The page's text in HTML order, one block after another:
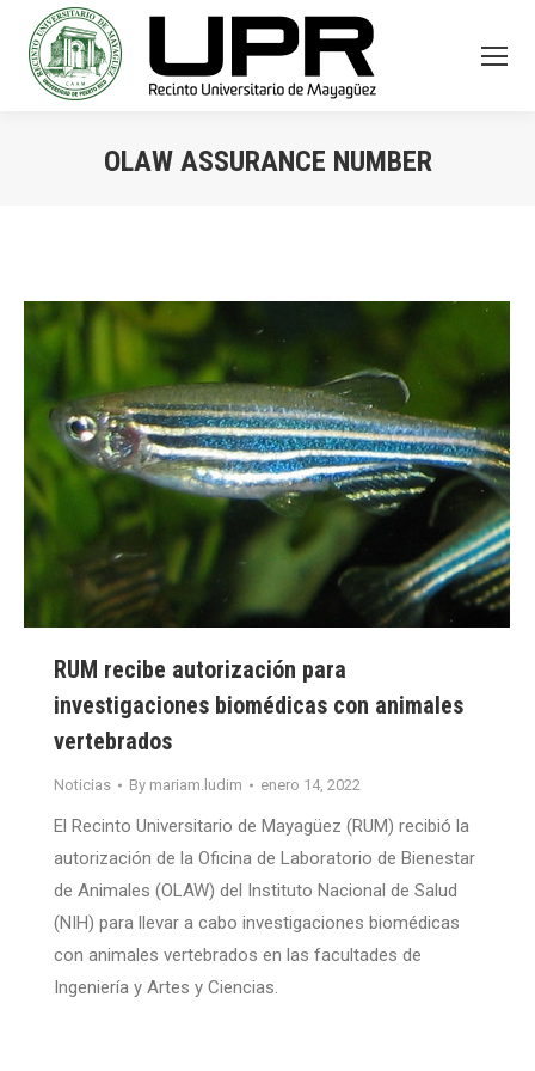
OLAW ASSURANCE NUMBER
RUM recibe autorización para
investigaciones biomédicas con animales
vertebrados
Noticias By mariam.ludim enero 14, 2022
El Recinto Universitario de Mayagüez (RUM) recibió la
autorización de la Oficina de Laboratorio de Bienestar
de Animales (OLAW) del Instituto Nacional de Salud
(NIH) para llevar a cabo investigaciones biomédicas
con animales vertebrados en las facultades de
Ingeniería y Artes y Ciencias.